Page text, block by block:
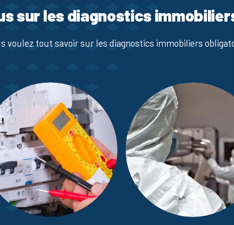
sur les diagnostics
voulez tout savoir sur les diagnostics immobiliers